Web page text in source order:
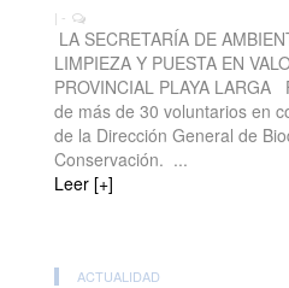
| -
LA SECRETARÍA DE
LIMPIEZA Y PUESTA EN
PROVINCIAL PLAYA
de más de 30 voluntarios en
de la Dirección General de
Conservación. ...
Leer [+]
ACTUALIDAD